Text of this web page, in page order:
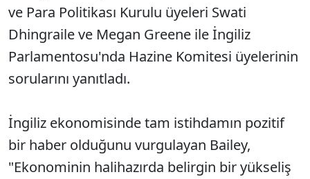
ve Para Politikası Kurulu üyeleri Swati
Dhingraile ve Megan Greene ile İngiliz
Parlamentosu'nda Hazine Komitesi üyelerinin
sorularını yanıtladı.
İngiliz ekonomisinde tam istihdamın pozitif
bir haber olduğunu vurgulayan Bailey,
"Ekonominin halihazırda belirgin bir yükseliş